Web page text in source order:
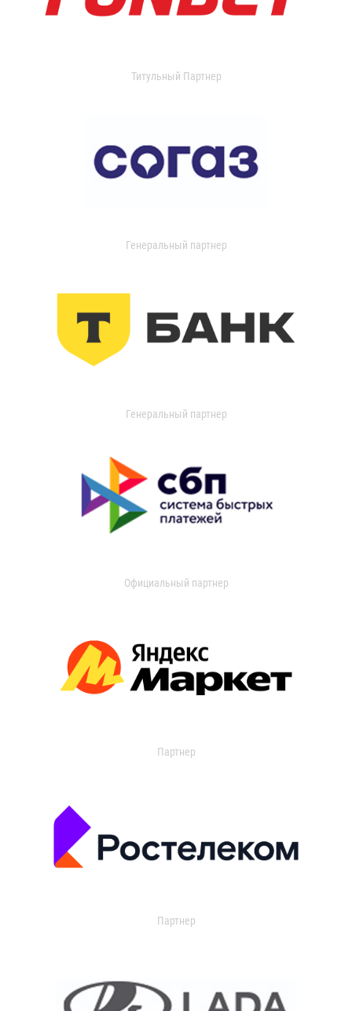
Титульный Партнер
Генеральный партнер
Генеральный партнер
Официальный партнер
Партнер
Партнер